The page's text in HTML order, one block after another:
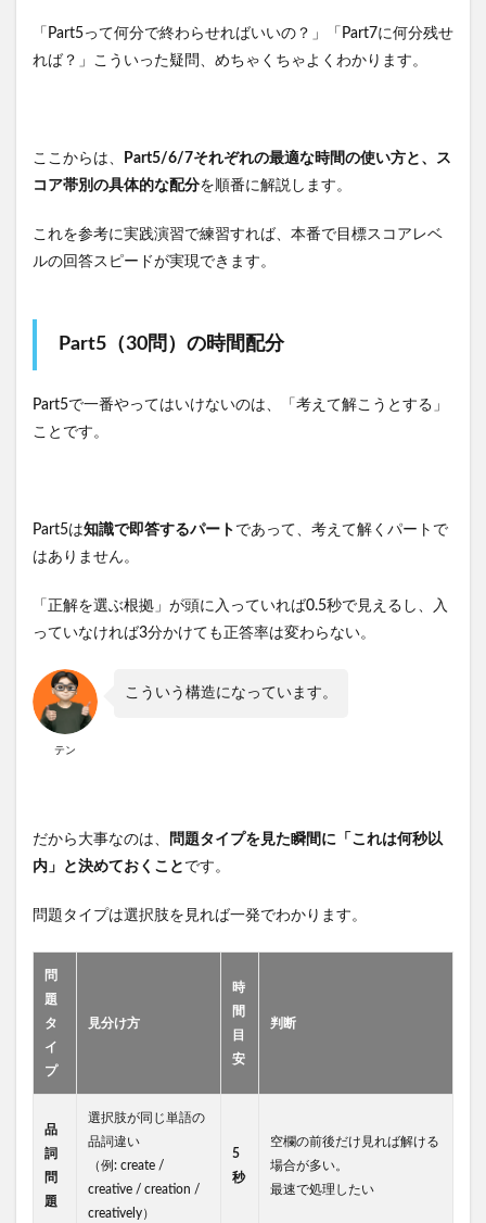
「Part5って何分で終わらせればいいの？」「Part7に何分残せ
れば？」こういった疑問、めちゃくちゃよくわかります。
ここからは、
Part5/6/7それぞれの最適な時間の使い方と、ス
コア帯別の具体的な配分を順番に解説します。
これを参考に実践演習で練習すれば、本番で目標スコアレベ
ルの回答スピードが実現できます。
Part5（30問）の時間配分
Part5で一番やってはいけないのは、「考えて解こうとする」
ことです。
Part5は知識で即答するパート であって、考えて解くパートで
はありません。
「正解を選ぶ根拠」が頭に入っていれば0.5秒で見えるし、入
っていなければ3分かけても正答率は変わらない。
テン
こういう構造になっています。
だから大事なのは、
問題タイプを見た瞬間に「これは何秒以
内」と決めておくこと です。
問題タイプは選択肢を見れば一発でわかります。
問
題
タ
イ
プ
見分け方
時
間
目
安
判断
品
詞
問
題
選択肢が同じ単語の
品詞違い
（例: create /
creative / creation /
creatively）
5
秒
空欄の前後だけ見れば解ける
場合が多い。
最速で処理したい